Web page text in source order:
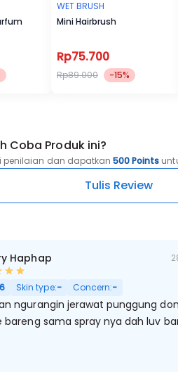
WET BRUSH
Mini Hairbrush
Rp75.700
Rp89.000 -15%
Coba Produk ini?
penilaian dan dapatkan 500 Points
Tulis Review
Pori Besar
Haphap
Skin type:- Concern:-
ngurangin jerawat punggung
bareng sama spray nya dah luv